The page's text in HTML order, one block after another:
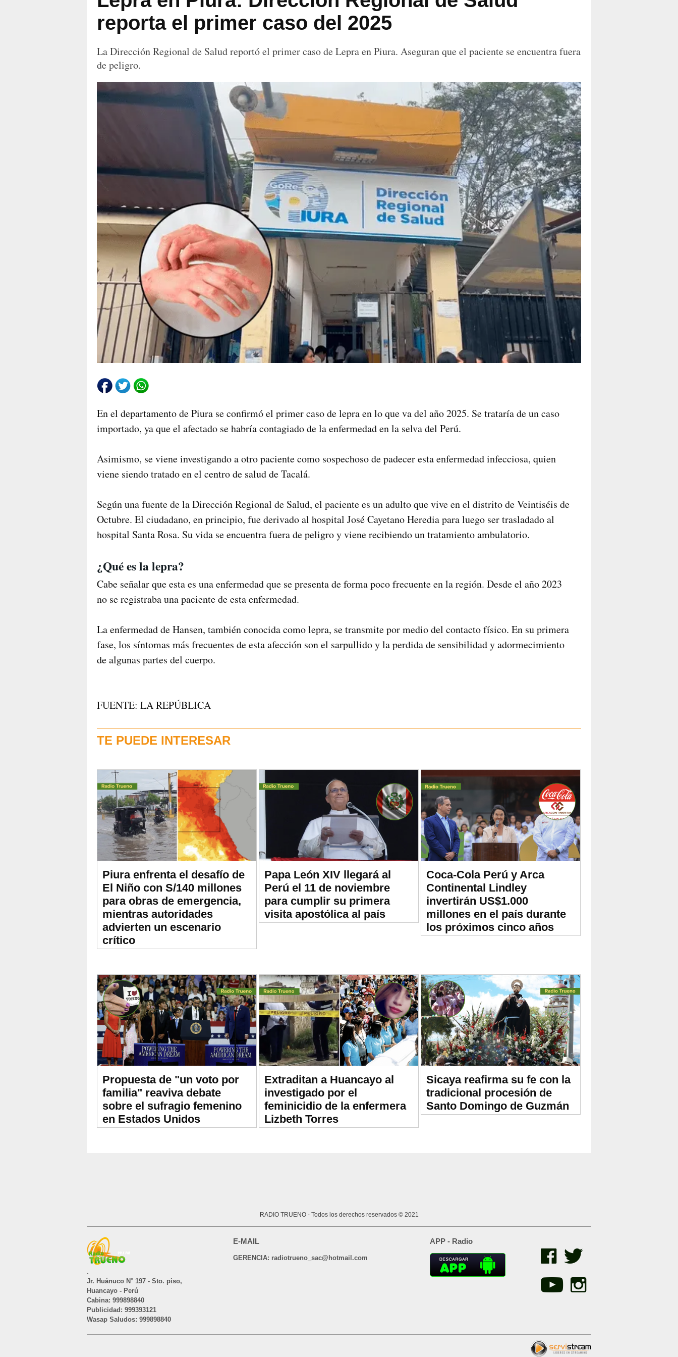
reporta el primer caso del 2025
La Dirección Regional de Salud reportó el primer caso de Lepra en Piura. Aseguran que el paciente se encuentra fuera
de peligro.
En el departamento de Piura se confirmó el primer caso de lepra en lo que va del año 2025. Se trataría de un caso
importado, ya que el afectado se habría contagiado de la enfermedad en la selva del Perú.
Asimismo, se viene investigando a otro paciente como sospechoso de padecer esta enfermedad infecciosa, quien
viene siendo tratado en el centro de salud de Tacalá.
Según una fuente de la Dirección Regional de Salud, el paciente es un adulto que vive en el distrito de Veintiséis de
Octubre. El ciudadano, en principio, fue derivado al hospital José Cayetano Heredia para luego ser trasladado al
hospital Santa Rosa. Su vida se encuentra fuera de peligro y viene recibiendo un tratamiento ambulatorio.
¿Qué es la lepra?
Cabe señalar que esta es una enfermedad que se presenta de forma poco frecuente en la región. Desde el año 2023
no se registraba una paciente de esta enfermedad.
La enfermedad de Hansen, también conocida como lepra, se transmite por medio del contacto físico. En su primera
fase, los síntomas más frecuentes de esta afección son el sarpullido y la perdida de sensibilidad y adormecimiento
de algunas partes del cuerpo.
FUENTE: LA REPÚBLICA
TE PUEDE INTERESAR
Piura enfrenta el desafío de
El Niño con S/140 millones
para obras de emergencia,
mientras autoridades
advierten un escenario
crítico
Papa León XIV llegará al
Perú el 11 de noviembre
para cumplir su primera
visita apostólica al país
Coca-Cola Perú y Arca
Continental Lindley
invertirán US$1.000
millones en el país durante
los próximos cinco años
Propuesta de "un voto por
familia" reaviva debate
sobre el sufragio femenino
en Estados Unidos
Extraditan a Huancayo al
investigado por el
feminicidio de la enfermera
Lizbeth Torres
Sicaya reafirma su fe con la
tradicional procesión de
Santo Domingo de Guzmán
RADIO TRUENO - Todos los derechos reservados © 2021
.
Jr. Huánuco N° 197 - Sto. piso,
Huancayo - Perú
Cabina: 999898840
Publicidad: 999393121
Wasap Saludos: 999898840
E-MAIL
GERENCIA: radiotrueno_sac@hotmail.com
APP - Radio